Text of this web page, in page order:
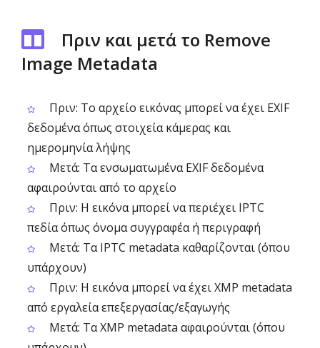
Πριν και μετά το Remove
Image Metadata
Πριν: Το αρχείο εικόνας μπορεί να έχει EXIF
δεδομένα όπως στοιχεία κάμερας και
ημερομηνία λήψης
Μετά: Τα ενσωματωμένα EXIF δεδομένα
αφαιρούνται από το αρχείο
Πριν: Η εικόνα μπορεί να περιέχει IPTC
πεδία όπως όνομα συγγραφέα ή περιγραφή
Μετά: Τα IPTC metadata καθαρίζονται (όπου
υπάρχουν)
Πριν: Η εικόνα μπορεί να έχει XMP metadata
από εργαλεία επεξεργασίας/εξαγωγής
Μετά: Τα XMP metadata αφαιρούνται (όπου